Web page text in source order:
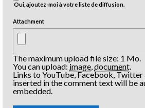
Oui, ajoutez-moi à votre liste de diffusion.
Attachment
The maximum upload file size: 1 Mo.
You can upload:image document
Links to YouTube, Facebook, Twitter
inserted in the comment text will be
embedded.